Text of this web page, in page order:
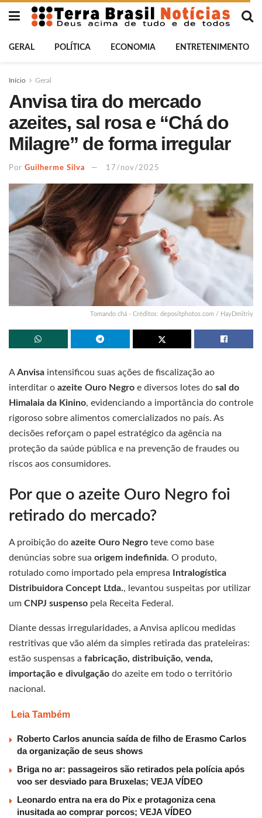
GERAL POLÍTICA ECONOMIA ENTRETENIMENTO
Início Geral
Anvisa tira do mercado
azeites, sal rosa e “Chá do
Milagre” de forma irregular
Por Guilherme Silva 17/nov/2025
Tomando chá - Créditos: depositphotos.com / HayDmitriy
AAnvisa intensificou suas ações de fiscalização ao
interditar o azeite Ouro Negro e diversos lotes do sal do
Himalaia da Kinino, evidenciando a importância do controle
rigoroso sobre alimentos comercializados no país. As
decisões reforçam o papel estratégico da agência na
proteção da saúde pública e na prevenção de fraudes ou
riscos aos consumidores.
Por que o azeite Ouro Negro foi
retirado do mercado?
A proibição do azeite Ouro Negro teve como base
denúncias sobre sua origem indefinida. O produto,
rotulado como importado pela empresa
Intralogística
Distribuidora Concept Ltda., levantou suspeitas por utilizar
um CNPJ suspenso pela Receita Federal.
Diante dessas irregularidades, a Anvisa aplicou medidas
restritivas que vão além da simples retirada das prateleiras:
estão suspensas a fabricação, distribuição, venda,
importação e divulgação do azeite em todo o território
nacional.
Leia Também
Roberto Carlos anuncia saída de filho de Erasmo Carlos
da organização de seus shows
Briga no ar: passageiros são retirados pela polícia após
voo ser desviado para Bruxelas; VEJA VÍDEO
Leonardo entra na era do Pix e protagoniza cena
inusitada ao comprar porcos; VEJA VÍDEO